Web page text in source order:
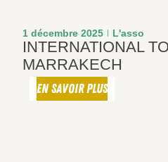
1 décembre 2025 L'asso
INTERNATIONAL
MARRAKECH
EN SAVOIR PLUS